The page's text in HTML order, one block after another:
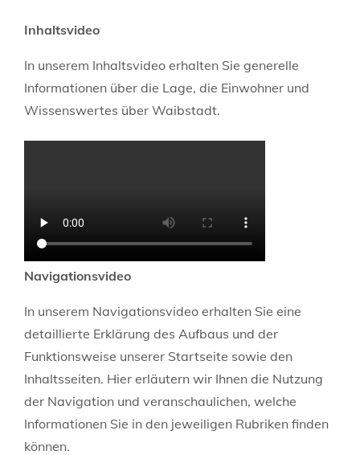
Inhaltsvideo
In unserem Inhaltsvideo erhalten Sie generelle
Informationen über die Lage, die Einwohner und
Wissenswertes über Waibstadt.
Navigationsvideo
In unserem Navigationsvideo erhalten Sie eine
detaillierte Erklärung des Aufbaus und der
Funktionsweise unserer Startseite sowie den
Inhaltsseiten. Hier erläutern wir Ihnen die Nutzung
der Navigation und veranschaulichen, welche
Informationen Sie in den jeweiligen Rubriken finden
können.